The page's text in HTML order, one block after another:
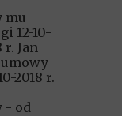
mu
12-10-
r. Jan
2018 r.
- od